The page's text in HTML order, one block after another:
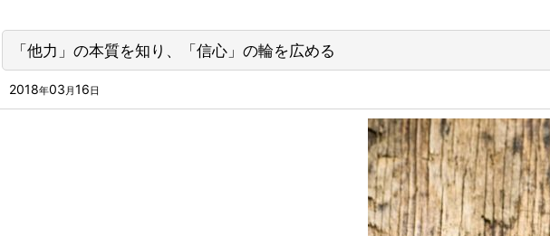
「他力」の本質を知り、「信心」の輪を広める
2018年03 月 16 日